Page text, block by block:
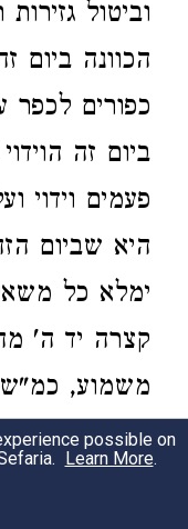
וביטול
הכוונה ביום
כפורים לכפר
ביום זה
פעמים וידוי
היא שביום
ימלא כל
קצרה יד ה'
משמוע, כמ"ש
מנעו הטוב
ומתאוה
possible on
Learn More.